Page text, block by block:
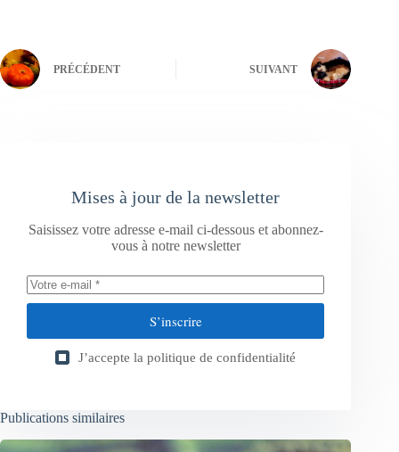
PRÉCÉDENT SUIVANT
Mises à jour de la newsletter
Saisissez votre adresse e-mail ci-dessous et abonnez-
vous à notre newsletter
S’inscrire
J’accepte la politique de confidentialité
Publications similaires